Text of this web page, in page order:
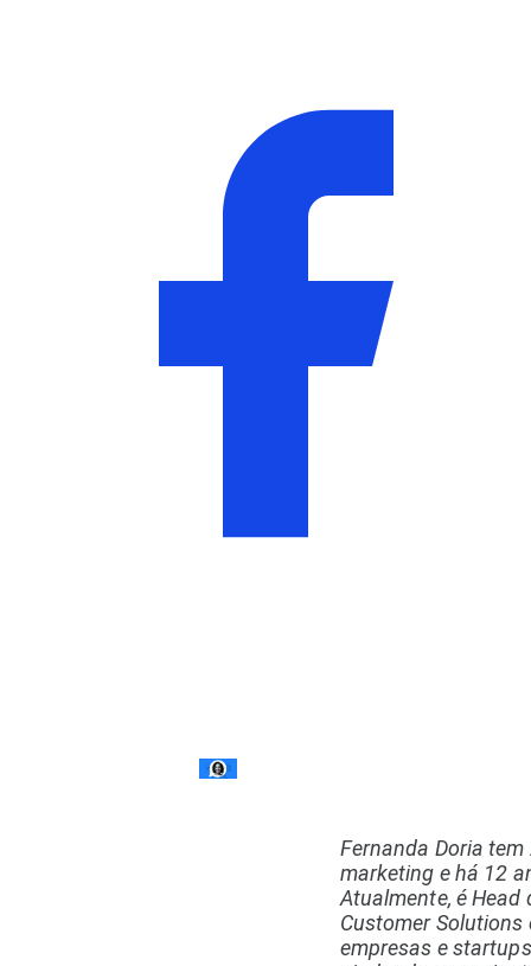
Fernanda Doria
marketing e há 12
Atualmente, é Head
Customer
empresas e